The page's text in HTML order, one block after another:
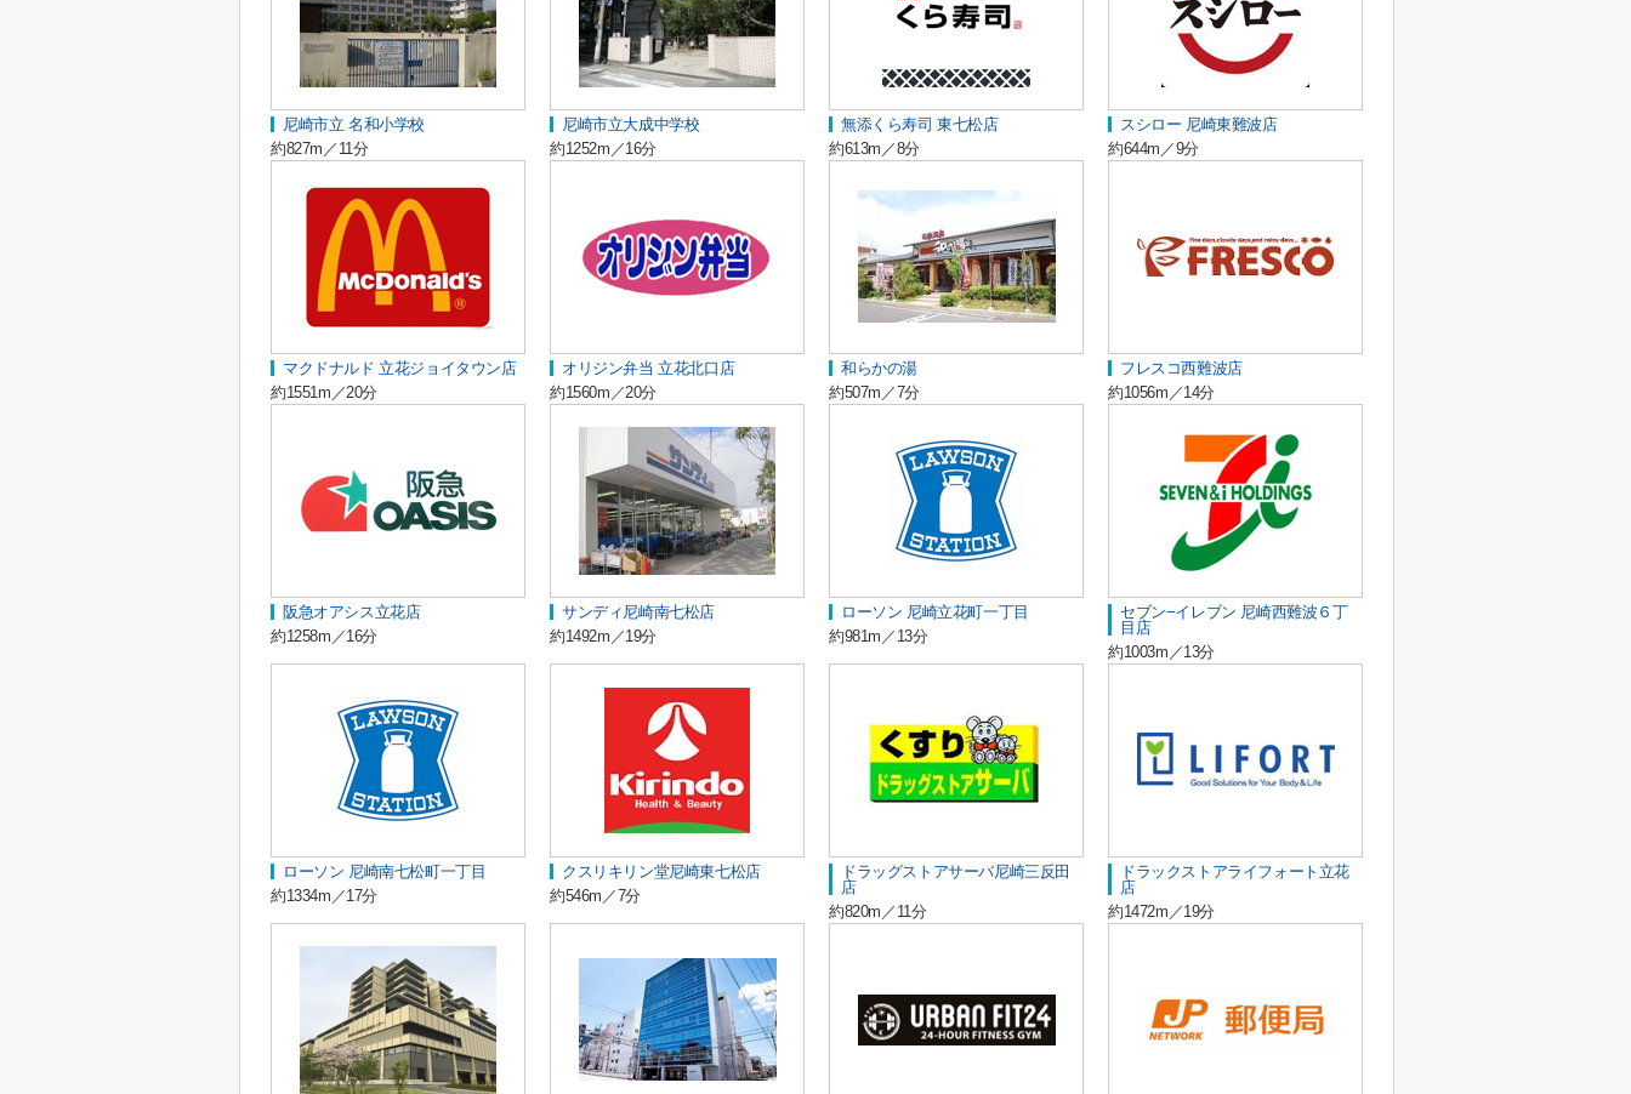
尼崎市立 名和小学校
約827m／11分
尼崎市立大成中学校
約1252m／16分
無添くら寿司 東七松店
約613m／8分
スシロー 尼崎東難波店
約644m／9分
マクドナルド 立花ジョイタウン店
約1551m／20分
オリジン弁当 立花北口店
約1560m／20分
和らかの湯
約507m／7分
フレスコ西難波店
約1056m／14分
阪急オアシス立花店
約1258m／16分
サンディ尼崎南七松店
約1492m／19分
ローソン 尼崎立花町一丁目
約981m／13分
セブン−イレブン 尼崎西難波６丁
目店
約1003m／13分
ローソン 尼崎南七松町一丁目
約1334m／17分
クスリキリン堂尼崎東七松店
約546m／7分
ドラッグストアサーバ尼崎三反田
店
約820m／11分
ドラックストアライフォート立花
店
約1472m／19分